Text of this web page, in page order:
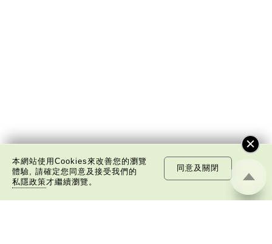
本網站使用Cookies來改善您的瀏覽
體驗, 請確定您同意及接受我們的
私隱政策才繼續瀏覽。
同意及關閉